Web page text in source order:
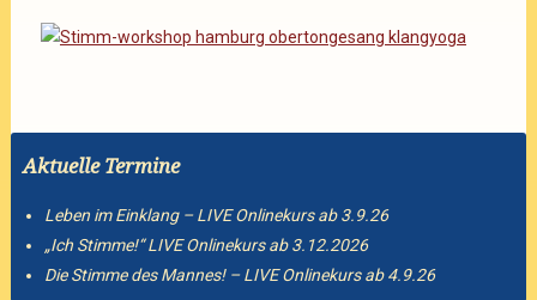
Aktuelle Termine
Leben im Einklang – LIVE Onlinekurs ab 3.9.26
„Ich Stimme!“ LIVE Onlinekurs ab 3.12.2026
Die Stimme des Mannes! – LIVE Onlinekurs ab 4.9.26